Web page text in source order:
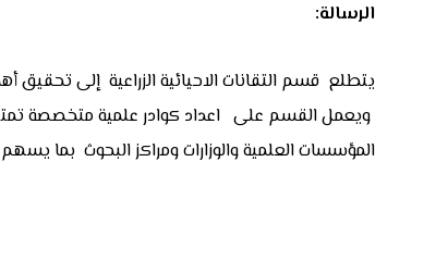
الرسالة:
يتطلع قسم التقانات الاحيائية الزراعية إلى تحقيق
ويعمل القسم على اعداد كوادر علمية متخصصة تمتلك
المؤسسات العلمية والوزارات ومراكز البحوث بما